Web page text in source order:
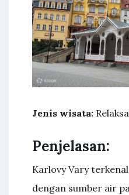
Jenis wisata:
Penjelasan:
Karlovy Vary
dengan sumber air